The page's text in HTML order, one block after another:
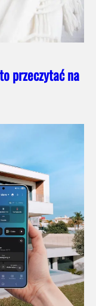
przeczytać na